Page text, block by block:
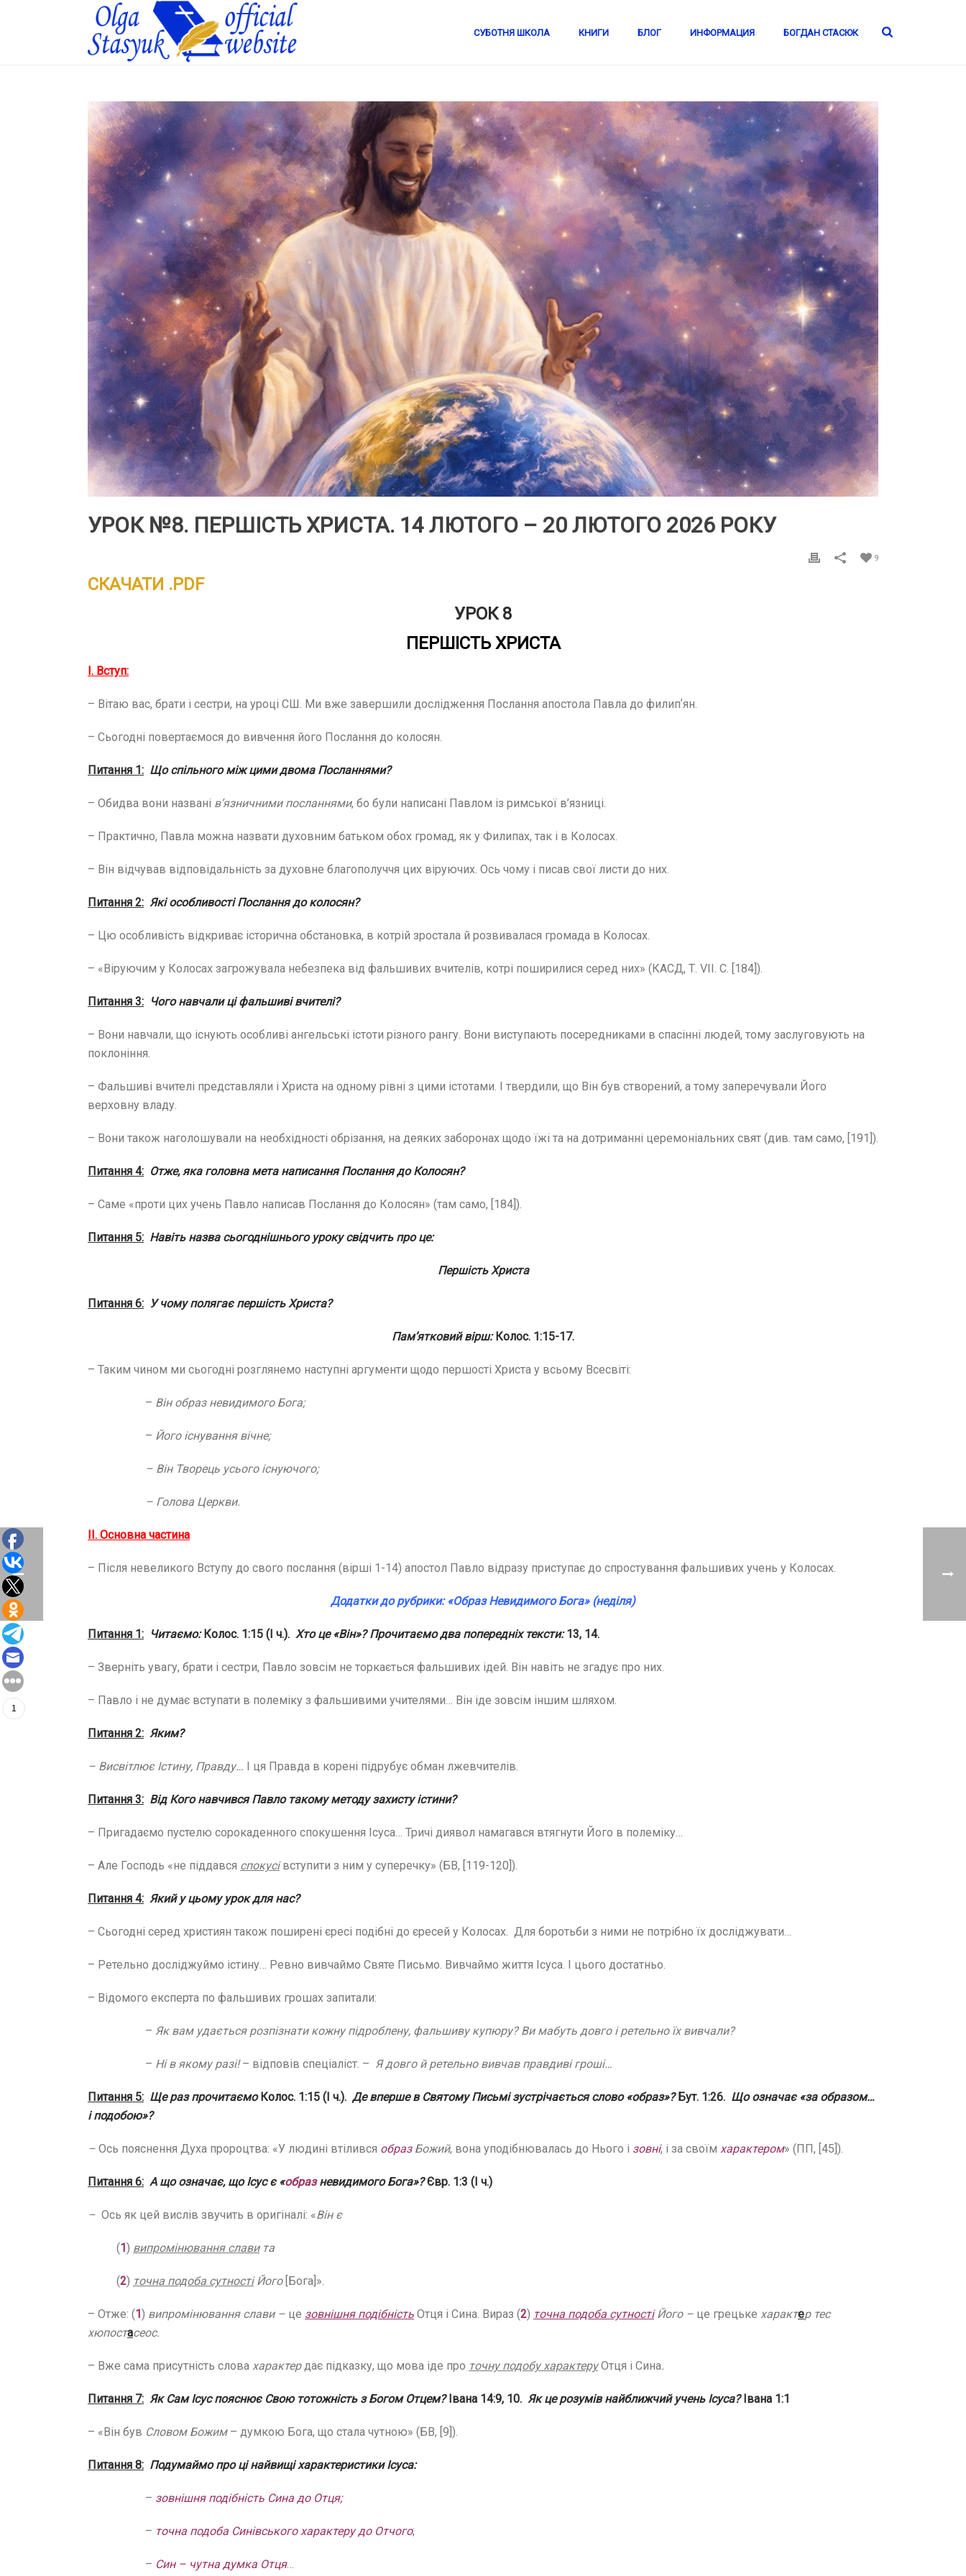
СУБОТНЯ ШКОЛА КНИГИ БЛОГ ИНФОРМАЦИЯ БОГДАН СТАСЮК
УРОК №8. ПЕРШІСТЬ ХРИСТА. 14 ЛЮТОГО – 20 ЛЮТОГО 2026 РОКУ
9
СКАЧАТИ .PDF
УРОК 8
ПЕРШІСТЬ ХРИСТА
І. Вступ:
– Вітаю вас, брати і сестри, на уроці СШ. Ми вже завершили дослідження Послання апостола Павла до филипʼян.
– Сьогодні повертаємося до вивчення його Послання до колосян.
Питання 1: Що спільного між цими двома Посланнями?
– Обидва вони названі в’язничними посланнями, бо були написані Павлом із римської в’язниці.
– Практично, Павла можна назвати духовним батьком обох громад, як у Филипах, так і в Колосах.
– Він відчував відповідальність за духовне благополуччя цих віруючих. Ось чому і писав свої листи до них.
Питання 2: Які особливості Послання до колосян?
– Цю особливість відкриває історична обстановка, в котрій зростала й розвивалася громада в Колосах.
– «Віруючим у Колосах загрожувала небезпека від фальшивих вчителів, котрі поширилися серед них» (КАСД, Т. VII. С. [184]).
Питання 3: Чого навчали ці фальшиві вчителі?
– Вони навчали, що існують особливі ангельські істоти різного рангу. Вони виступають посередниками в спасінні людей, тому заслуговують на
поклоніння.
– Фальшиві вчителі представляли і Христа на одному рівні з цими істотами. І твердили, що Він був створений, а тому заперечували Його
верховну владу.
– Вони також наголошували на необхідності обрізання, на деяких заборонах щодо їжі та на дотриманні церемоніальних свят (див. там само, [191]).
Питання 4: Отже, яка головна мета написання Послання до Колосян?
– Саме «проти цих учень Павло написав Послання до Колосян» (там само, [184]).
Питання 5: Навіть назва сьогоднішнього уроку свідчить про це:
Першість Христа
Питання 6: У чому полягає першість Христа?
Пам’ятковий вірш: Колос. 1:15-17.
– Таким чином ми сьогодні розглянемо наступні аргументи щодо першості Христа у всьому Всесвіті:
– Він образ невидимого Бога;
– Його існування вічне;
– Він Творець усього існуючого;
– Голова Церкви.
ІІ. Основна частина
– Після невеликого Вступу до свого послання (вірші 1-14) апостол Павло відразу приступає до спростування фальшивих учень у Колосах.
Додатки до рубрики: «Образ Невидимого Бога» (неділя)
Питання 1: Читаємо:Колос. 1:15 (І ч.). Хто це «Він»? Прочитаємо два попередніх тексти:13, 14.
– Зверніть увагу, брати і сестри, Павло зовсім не торкається фальшивих ідей. Він навіть не згадує про них.
– Павло і не думає вступати в полеміку з фальшивими учителями… Він іде зовсім іншим шляхом.
Питання 2: Яким?
– Висвітлює Істину, Правду… І ця Правда в корені підрубує обман лжевчителів.
Питання 3: Від Кого навчився Павло такому методу захисту істини?
– Пригадаємо пустелю сорокаденного спокушення Ісуса… Тричі диявол намагався втягнути Його в полеміку…
– Але Господь «не піддався спокусівступити з ним у суперечку» (БВ, [119-120]).
Питання 4: Який у цьому урок для нас?
– Сьогодні серед християн також поширені єресі подібні до єресей у Колосах. Для боротьби з ними не потрібно їх досліджувати…
– Ретельно досліджуймо істину… Ревно вивчаймо Святе Письмо. Вивчаймо життя Ісуса. І цього достатньо.
– Відомого експерта по фальшивих грошах запитали:
– Як вам удається розпізнати кожну підроблену, фальшиву купюру? Ви мабуть довго і ретельно їх вивчали?
– Ні в якому разі!– відповів спеціаліст. – Я довго й ретельно вивчав правдиві гроші…
Питання 5: Ще раз прочитаємо Колос. 1:15 (І ч.). Де вперше в Святому Письмі зустрічається слово «образ»?Бут. 1:26. Що означає «за образом…
і подобою»?
– Ось пояснення Духа пророцтва: «У людині втілився образБожий, вона уподібнювалась до Нього і зовні, і за своїм характером» (ПП, [45]).
Питання 6: А що означає, що Ісус є «образневидимого Бога»?Євр. 1:3 (І ч.)
– Ось як цей вислів звучить в оригіналі: «Він є
(1) випромінювання славита
(2) точна подоба сутностіЙого [Бога]».
– Отже: (1) випромінювання слави – це зовнішня подібність Отця і Сина. Вираз (2) точна подоба сутностіЙого – це грецьке характер тес
хюпостасеос.
– Вже сама присутність слова характердає підказку, що мова іде про точну подобу характеру Отця і Сина.
Питання 7: Як Сам Ісус пояснює Свою тотожність з Богом Отцем? Івана 14:9, 10. Як це розумів найближчий учень Ісуса? Івана 1:1
– «Він був Словом Божим– думкою Бога, що стала чутною» (БВ, [9]).
Питання 8: Подумаймо про ці найвищі характеристики Ісуса:
– зовнішня подібність Сина до Отця;
– точна подоба Синівського характеру до Отчого;
– Син – чутна думка Отця…
1